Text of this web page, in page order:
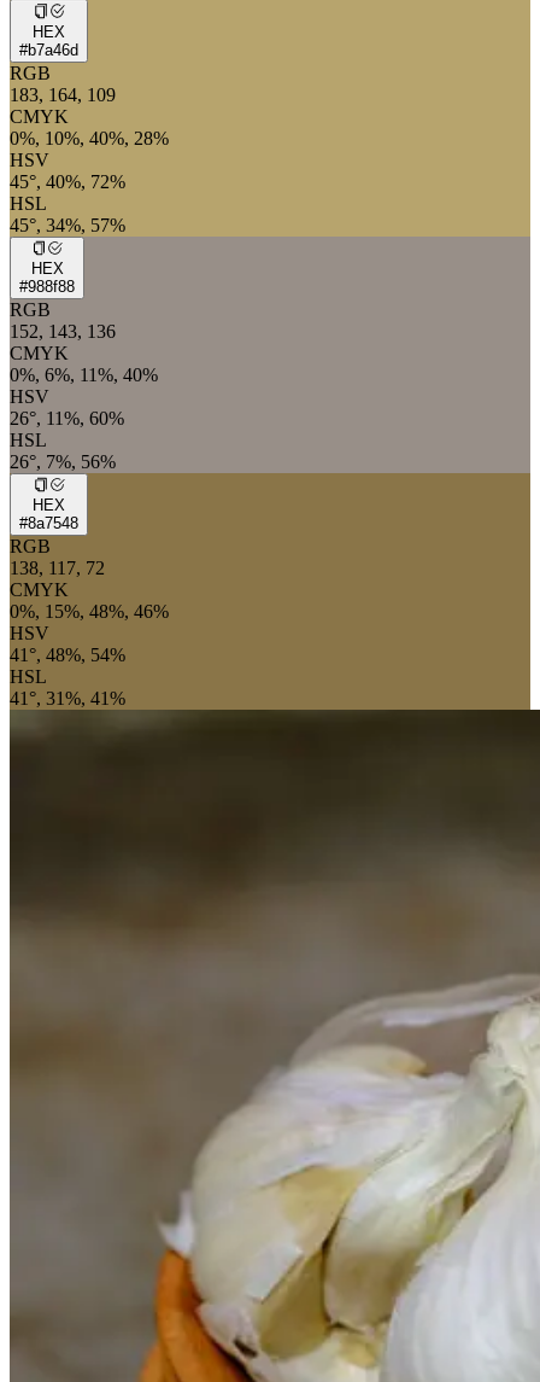
HEX
#b7a46d
RGB
183, 164, 109
CMYK
0%, 10%, 40%, 28%
HSV
45°, 40%, 72%
HSL
45°, 34%, 57%
HEX
#988f88
RGB
152, 143, 136
CMYK
0%, 6%, 11%, 40%
HSV
26°, 11%, 60%
HSL
26°, 7%, 56%
HEX
#8a7548
RGB
138, 117, 72
CMYK
0%, 15%, 48%, 46%
HSV
41°, 48%, 54%
HSL
41°, 31%, 41%